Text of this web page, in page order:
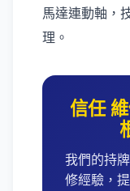
馬達連動軸，
理。
信任
我們的持
修經驗，